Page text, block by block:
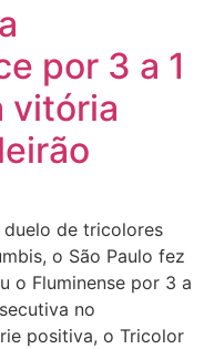
por 3 a 1
vitória
duelo de tricolores
o São Paulo fez
o Fluminense por 3 a
no
positiva, o Tricolor